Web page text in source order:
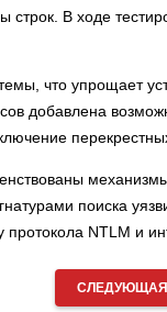
строк. В ходе
что упрощает
добавлена
поиска
протокола NTLM и
СЛЕДУЮЩАЯ